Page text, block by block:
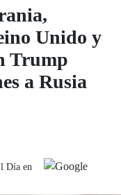
Unido y
Trump
a Rusia
Día en